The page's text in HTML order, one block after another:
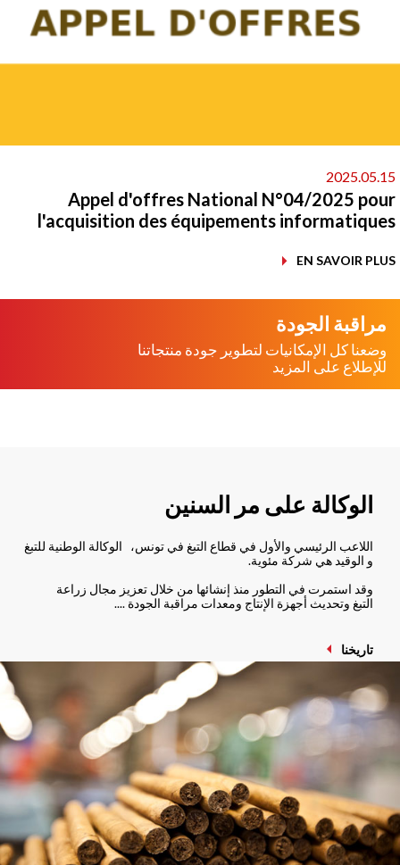
Appel d'offres National N°04/2025
l'acquisition des équipements
EN SAVOIR
مراقبة الجودة
وضعنا كل الإمكانيات لتطوير جودة منتجاتنا
للإطلاع على المزيد
الوكالة على مر السنين
اللاعب الرئيسي والأول في قطاع التبغ في تونس، الوكالة الوطنية للتبغ
و الوقيد هي شركة مئوية.
وقد استمرت في التطور منذ إنشائها من خلال تعزيز مجال زراعة
التبغ وتحديث أجهزة الإنتاج ومعدات مراقبة الجودة ....
تاريخنا